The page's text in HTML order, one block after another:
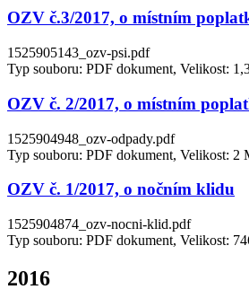
OZV č.3/2017, o místním
1525905143_ozv-psi.pdf
Typ souboru: PDF dokument, Velikost:
OZV č. 2/2017, o místním
1525904948_ozv-odpady.pdf
Typ souboru: PDF dokument, Velikost: 2
OZV č. 1/2017, o nočním klidu
1525904874_ozv-nocni-klid.pdf
Typ souboru: PDF dokument, Velikost:
2016